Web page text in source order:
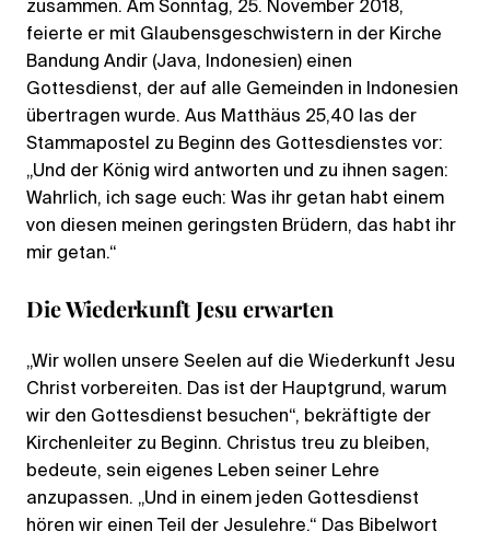
zusammen. Am Sonntag, 25. November 2018,
feierte er mit Glaubensgeschwistern in der Kirche
Bandung Andir (Java, Indonesien) einen
Gottesdienst, der auf alle Gemeinden in Indonesien
übertragen wurde. Aus Matthäus 25,40 las der
Stammapostel zu Beginn des Gottesdienstes vor:
„Und der König wird antworten und zu ihnen sagen:
Wahrlich, ich sage euch: Was ihr getan habt einem
von diesen meinen geringsten Brüdern, das habt ihr
mir getan.“
Die Wiederkunft Jesu erwarten
„Wir wollen unsere Seelen auf die Wiederkunft Jesu
Christ vorbereiten. Das ist der Hauptgrund, warum
wir den Gottesdienst besuchen“, bekräftigte der
Kirchenleiter zu Beginn. Christus treu zu bleiben,
bedeute, sein eigenes Leben seiner Lehre
anzupassen. „Und in einem jeden Gottesdienst
hören wir einen Teil der Jesulehre.“ Das Bibelwort